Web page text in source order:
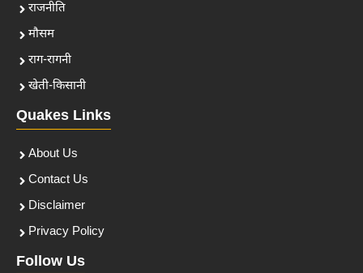
राजनीति
मौसम
राग-रागनी
खेती-किसानी
Quakes Links
About Us
Contact Us
Disclaimer
Privacy Policy
Follow Us